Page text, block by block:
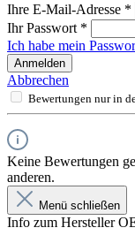
Ihre E-Mail-Adresse *
Ihr Passwort *
Ich habe mein
Anmelden
Abbrechen
Bewertungen nur in
Keine Bewertungen
anderen.
Menü schließen
Info zum Hersteller